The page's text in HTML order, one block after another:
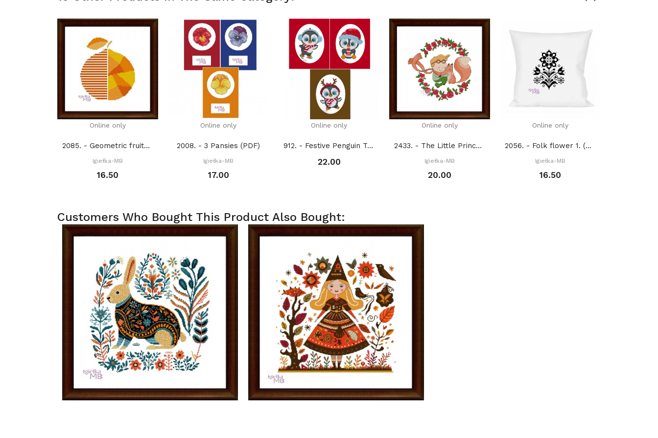
Online only
2085. - Geometric fruits - Orange (PDF)
Igiełka-MB
16.50
Online only
2008. - 3 Pansies (PDF)
Igiełka-MB
17.00
Online only
912. - Festive Penguin Trio 2. (PDF)
22.00
Online only
2433. - The Little Prince 3. (PDF)
Igiełka-MB
20.00
Online only
2056. - Folk flower 1. (PDF)
Igiełka-MB
16.50
Customers Who Bought This Product Also Bought: